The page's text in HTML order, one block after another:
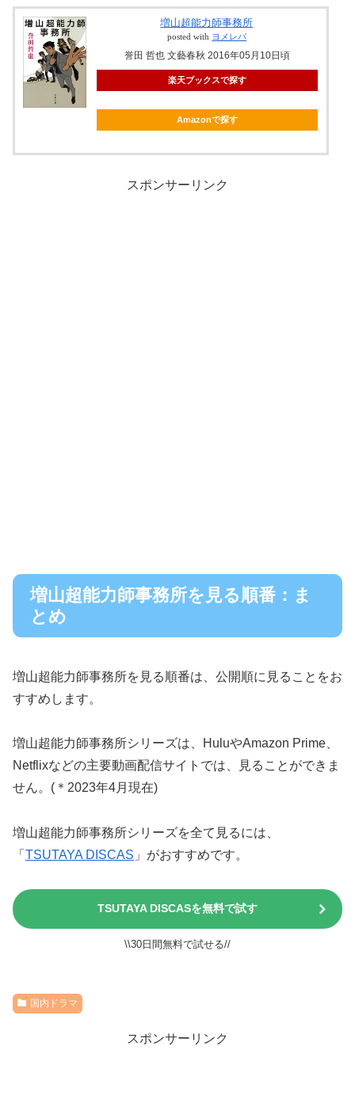
増山超能力師事務所
posted with ヨメレバ
誉田 哲也 文藝春秋 2016年05月10日頃
楽天ブックスで探す
Amazonで探す
スポンサーリンク
増山超能力師事務所を見る順番：ま
とめ
増山超能力師事務所を見る順番は、公開順に見ることをお
すすめします。
増山超能力師事務所シリーズは、HuluやAmazon Prime、
Netflixなどの主要動画配信サイトでは、見ることができま
せん。(＊2023年4月現在)
増山超能力師事務所シリーズを全て見るには、
「 TSUTAYA DISCAS 」がおすすめです。
TSUTAYA DISCASを無料で試す
\\30日間無料で試せる//
国内ドラマ
スポンサーリンク